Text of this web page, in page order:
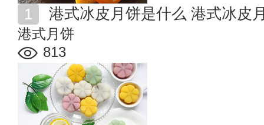
港式冰皮月饼是什么 港式冰皮
港式月饼
813